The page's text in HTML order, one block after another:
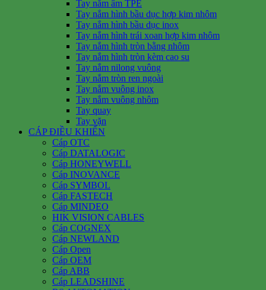
Tay nắm âm TPE
Tay nắm hình bầu dục hợp kim nhôm
Tay nắm hình bầu dục inox
Tay nắm hình trái xoan hợp kim nhôm
Tay nắm hình tròn bằng nhôm
Tay nắm hình tròn kèm cao su
Tay nắm nilong vuông
Tay nắm tròn ren ngoài
Tay nắm vuông inox
Tay nắm vuông nhôm
Tay quay
Tay vặn
CÁP ĐIỀU KHIỂN
Cáp OTC
Cáp DATALOGIC
Cáp HONEYWELL
Cáp INOVANCE
Cáp SYMBOL
Cáp FASTECH
Cáp MINDEO
HIK VISION CABLES
Cáp COGNEX
Cáp NEWLAND
Cáp Open
Cáp OEM
Cáp ABB
Cáp LEADSHINE